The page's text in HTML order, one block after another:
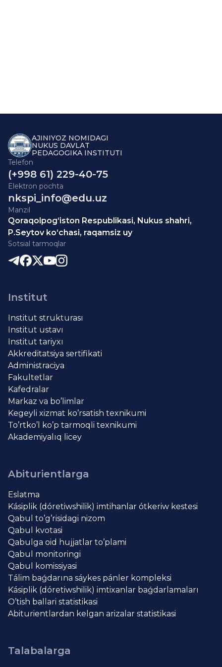
AJINIYOZ NOMIDAGI
NUKUS DAVLAT
PEDAGOGIKA INSTITUTI
Telefon
(+998 61) 229-40-75
Elektron pochta
nkspi_info@edu.uz
Manzil
Qoraqolpog‘iston Respublikasi, Nukus shahri,
P.Seytov ko‘chasi, raqamsiz uy
Sotsial tarmoqlar
Institut
Institut strukturası
Institut ustavı
Institut tariyxı
Akkreditatsiya sertifikati
Administraciya
Fakultetlar
Kafedralar
Markaz va bo’limlar
Kegeyli xizmat ko’rsatish texnikumi
To’rtko’l ko’p tarmoqli texnikumi
Akademiyalıq licey
Abiturientlarga
Eslatma
Kásiplik (dóretiwshilik) imtihanlar ótkeriw kestesi
Qabul to’g’risidagi nizom
Qabul kvotasi
Qabulga oid hujjatlar to’plami
Qabul monitoringi
Qabul komissiyasi
Tálim baǵdarına sáykes pánler kompleksi
Kásiplik (dóretiwshilik) imtixanlar baǵdarlamaları
O’tish ballari statistikasi
Abiturientlardan kelgan arizalar statistikasi
Talabalarga